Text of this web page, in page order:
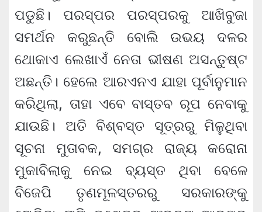
ପଡୁଛି। ପରସ୍ପର ପରସ୍ପରକୁ ଆଖିବୁଜା
ସମର୍ଥନ କରୁଛନ୍ତି ବୋଲି ଉଭୟ ଦଳର
ଥୋକାଏ ଲେଖାଏଁ ନେତା ଭୀଷଣ ଅସନ୍ତୁଷ୍ଟ
ଅଛନ୍ତି। ହେଲେ ଆରଏନଏ ଯାହା ପୂର୍ବାନୁମାନ
କରିଥିଲା, ତାହା ଏବେ ବାସ୍ତବ ରୂପ ନେବାକୁ
ଯାଉଛି। ଅତି ବିଶ୍ବସ୍ତ ସୂତ୍ରରୁ ମିଳୁଥିବା
ସୂଚନା ମୁତାବକ, ସମଗ୍ର ରାଜ୍ୟ କରୋନା
ମୁକାବିଲାକୁ ନେଇ ବ୍ୟସ୍ତ ଥିବା ବେଳେ
ବିଜେପି ତୃଣମୂଳସ୍ତରରୁ ସରକାରଙ୍କୁ